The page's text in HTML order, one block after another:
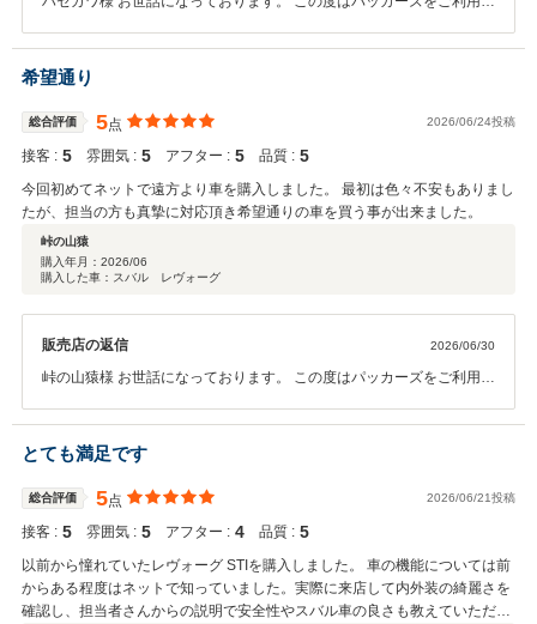
だき、たいへん光栄でございます。 お客様が疑問などを抱いている際
にLINEでやりとりをするというのは、高価なお買い物をする時には特
に不安を感じられると私共も理解しているからこそ、迅速・丁寧にお
答えするというのは常に意識して取り組ませていただいております。
その点が今回のこのような高い評価をいただけることに繋がり、私共
もたいへん励みになります。 またご機会がございましたら、ぜひ再度
ご利用いただけますと幸いです。 何卒、これからもパッカーズをよろ
しくお願いいたします。
希望通り
総合評価 5点 2026/06/24投稿
接客 : 5 雰囲気 : 5 アフター : 5 品質 : 5
今回初めてネットで遠方より車を購入しました。 最初は色々不安もありまし
たが、担当の方も真摯に対応頂き希望通りの車を買う事が出来ました。
峠の山猿
購入年月： 2026/06
購入した車：スバル レヴォーグ
販売店の返信 2026/06/30
峠の山猿様 お世話になっております。 この度はパッカーズをご利用い
価をいただき、たいへん励みになります。 初めてのお車のネット購入
で、ご希望通りというお言葉をいただけて私共も安心いたしました。
担当営業はもちろんのこと、担当がお休みをいただいていたとしても
他のスタッフで対応させていただけるように、常に情報を共有させて
いただいており、スタッフ全員がご担当という意識でさせていただい
ております。 またお車のことで何かお困りのことがございましたら、
全員でサポートさせていただければと思いますので、いつでもお気軽
にご連絡くださいませ。 何卒、これからもパッカーズをよろしくお願
いいたします。
とても満足です
総合評価 5点 2026/06/21投稿
接客 : 5 雰囲気 : 5 アフター : 4 品質 : 5
以前から憧れていたレヴォーグ STIを購入しました。 車の機能については前
からある程度はネットで知っていました。実際に来店して内外装の綺麗さを
確認し、担当者さんからの説明で安全性やスバル車の良さも教えていただい